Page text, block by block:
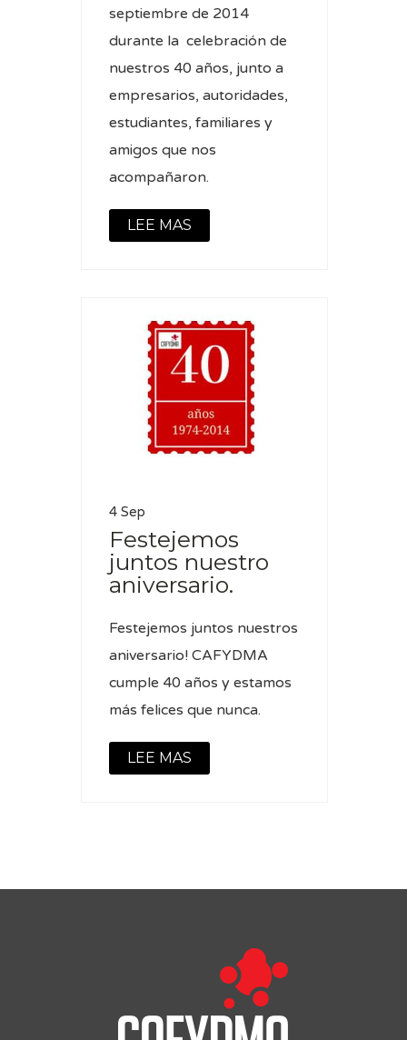
septiembre de 2014
durante la celebración de
nuestros 40 años, junto a
empresarios, autoridades,
estudiantes, familiares y
amigos que nos
acompañaron.
LEE MAS
4 Sep
Festejemos
juntos nuestro
aniversario.
Festejemos juntos nuestros
aniversario! CAFYDMA
cumple 40 años y estamos
más felices que nunca.
LEE MAS